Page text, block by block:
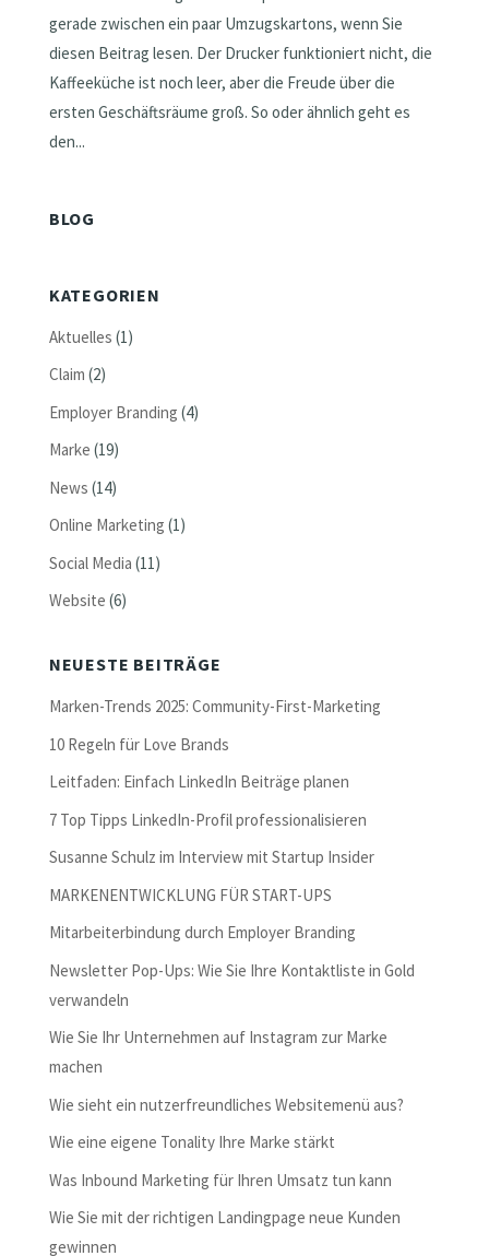
gerade zwischen ein paar Umzugskartons, wenn Sie
diesen Beitrag lesen. Der Drucker funktioniert nicht, die
Kaffeeküche ist noch leer, aber die Freude über die
ersten Geschäftsräume groß. So oder ähnlich geht es
den...
BLOG
KATEGORIEN
Aktuelles (1)
Claim (2)
Employer Branding (4)
Marke (19)
News (14)
Online Marketing (1)
Social Media (11)
Website (6)
NEUESTE BEITRÄGE
Marken-Trends 2025: Community-First-Marketing
10 Regeln für Love Brands
Leitfaden: Einfach LinkedIn Beiträge planen
7 Top Tipps LinkedIn-Profil professionalisieren
Susanne Schulz im Interview mit Startup Insider
MARKENENTWICKLUNG FÜR START-UPS
Mitarbeiterbindung durch Employer Branding
Newsletter Pop-Ups: Wie Sie Ihre Kontaktliste in Gold
verwandeln
Wie Sie Ihr Unternehmen auf Instagram zur Marke
machen
Wie sieht ein nutzerfreundliches Websitemenü aus?
Wie eine eigene Tonality Ihre Marke stärkt
Was Inbound Marketing für Ihren Umsatz tun kann
Wie Sie mit der richtigen Landingpage neue Kunden
gewinnen